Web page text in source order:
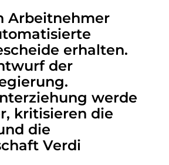
Arbeitnehmer
erhalten.
der
werde
kritisieren die
die
Verdi